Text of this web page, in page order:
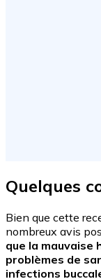
Quelques
Bien que cette
nombreux avis
que la mauvaise
problèmes de
infections